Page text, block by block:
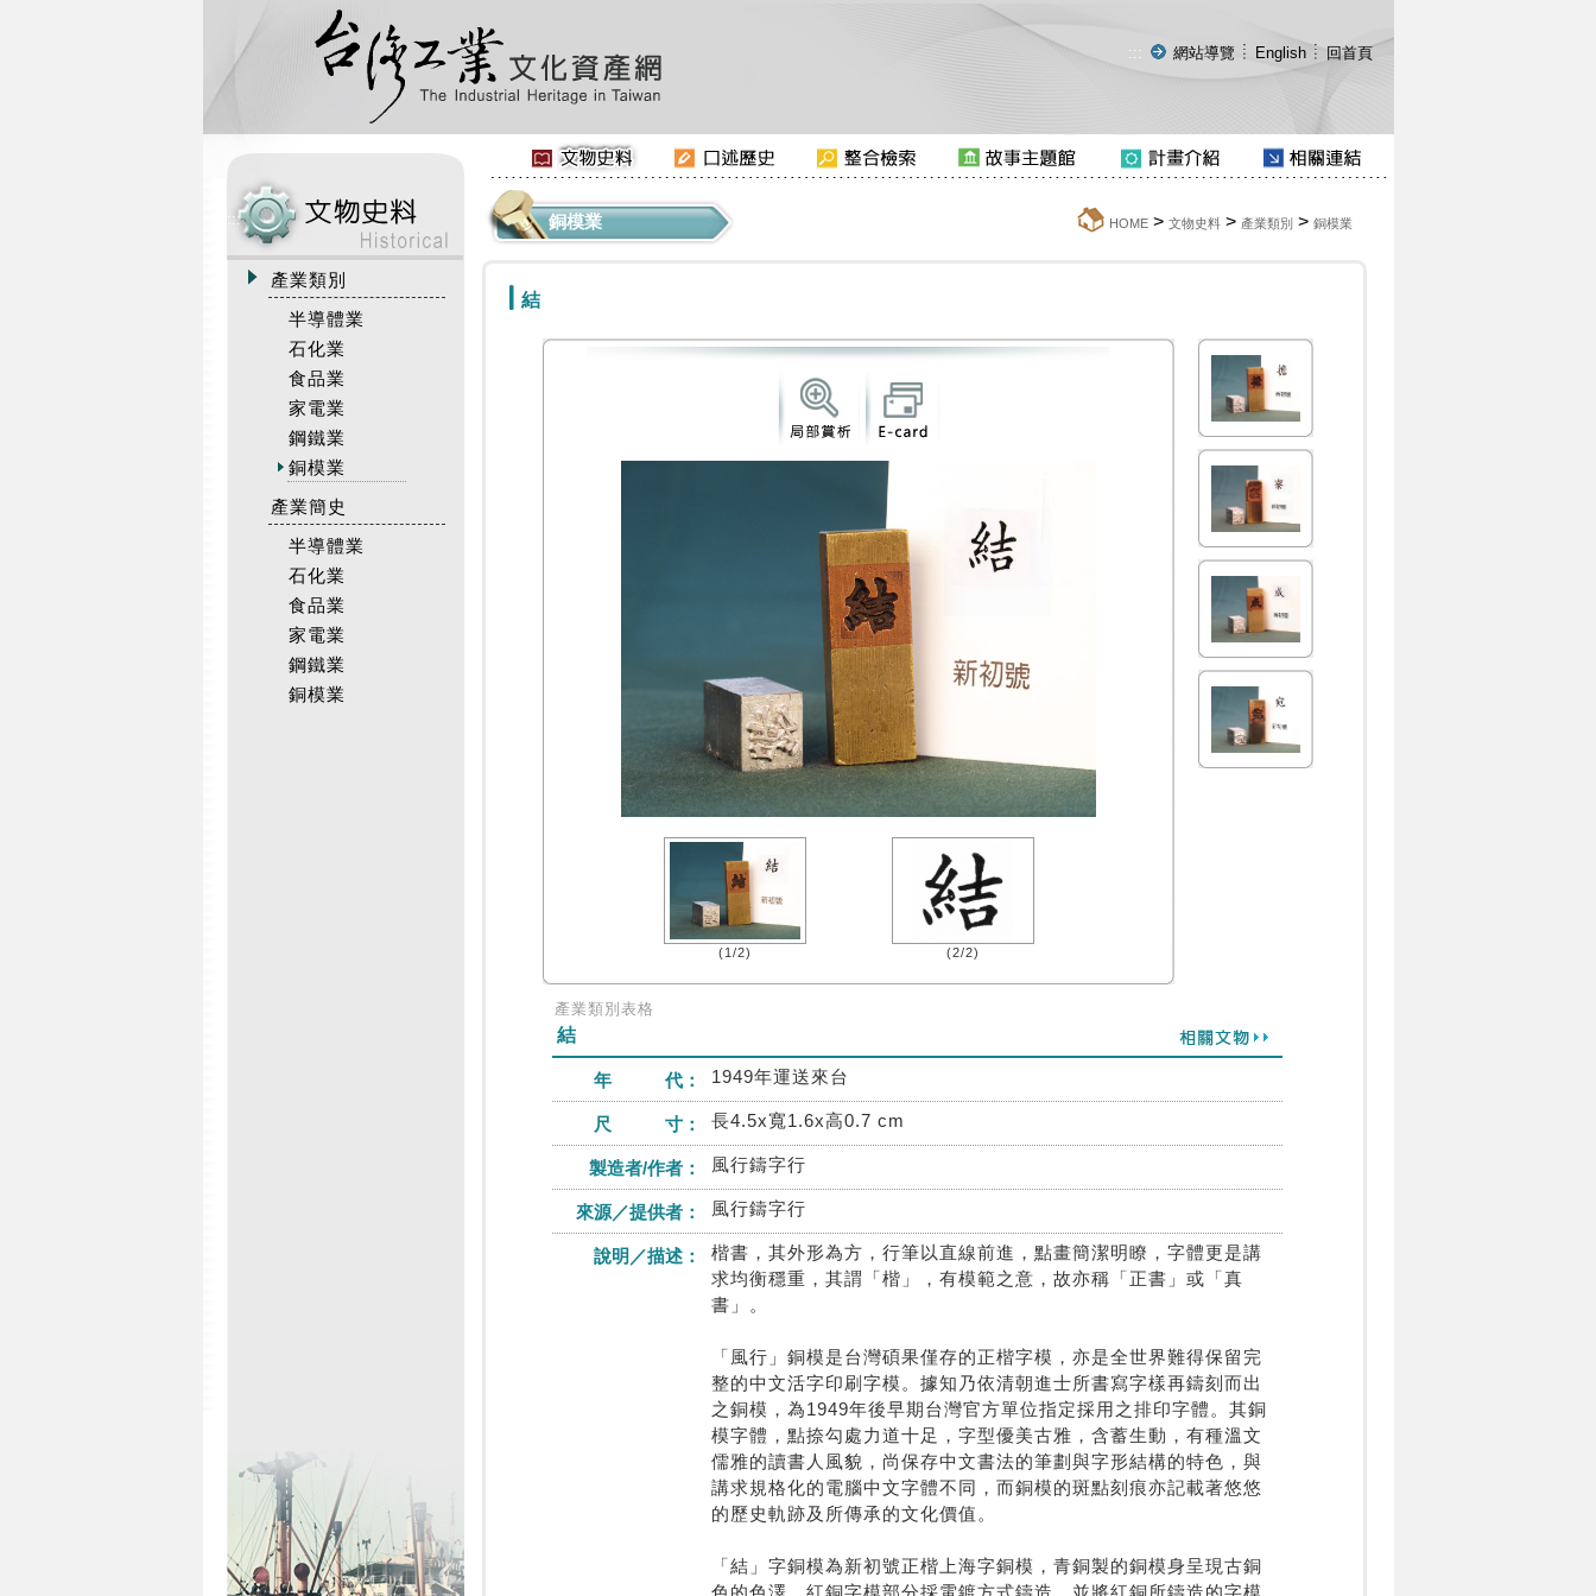
::: 網站導覽 English 回首頁
:::
產業類別
半導體業
石化業
食品業
家電業
鋼鐵業
銅模業
產業簡史
半導體業
石化業
食品業
家電業
鋼鐵業
銅模業
銅模業 HOME> 文物史料> 產業類別 > 銅模業
結
(1/2) (2/2)
產業類別表格
結
年 代： 1949年運送來台
尺 寸： 長4.5x寬1.6x高0.7 cm
製造者/作者： 風行鑄字行
來源／提供者： 風行鑄字行
說明／描述：
楷書，其外形為方，行筆以直線前進，點畫簡潔明瞭，字體更是講
求均衡穩重，其謂「楷」，有模範之意，故亦稱「正書」或「真
書」。
「風行」銅模是台灣碩果僅存的正楷字模，亦是全世界難得保留完
整的中文活字印刷字模。據知乃依清朝進士所書寫字樣再鑄刻而出
之銅模，為1949年後早期台灣官方單位指定採用之排印字體。其銅
模字體，點捺勾處力道十足，字型優美古雅，含蓄生動，有種溫文
儒雅的讀書人風貌，尚保存中文書法的筆劃與字形結構的特色，與
講求規格化的電腦中文字體不同，而銅模的斑點刻痕亦記載著悠悠
的歷史軌跡及所傳承的文化價值。
「結」字銅模為新初號正楷上海字銅模，青銅製的銅模身呈現古銅
色的色澤，紅銅字模部分採電鍍方式鑄造，並將紅銅所鑄造的字模